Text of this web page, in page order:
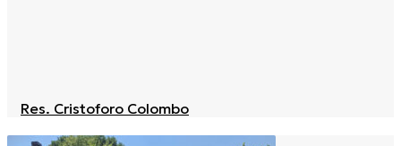
Res. Cristoforo Colombo